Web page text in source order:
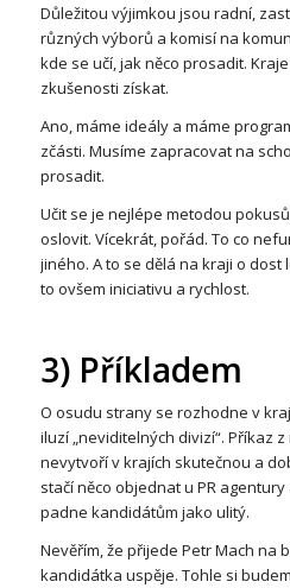
Důležitou výjimkou jsou radní,
různých výborů a komisí na
kde se učí, jak něco prosadit.
zkušenosti získat.
Ano, máme ideály a máme
zčásti. Musíme zapracovat na
prosadit.
Učit se je nejlépe metodou
oslovit. Vícekrát, pořád. To co
jiného. A to se dělá na kraji o dost
to ovšem iniciativu a rychlost.
3) Příkladem
O osudu strany se rozhodne v
iluzí „neviditelných divizí“. Příkaz
nevytvoří v krajích skutečnou a
stačí něco objednat u PR
padne kandidátům jako ulitý.
Nevěřím, že přijede Petr Mach na
kandidátka uspěje. Tohle si